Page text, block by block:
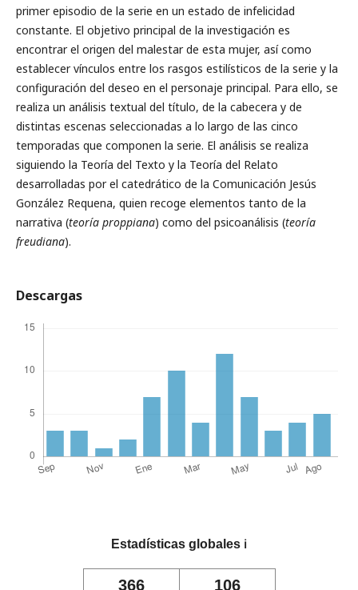
primer episodio de la serie en un estado de infelicidad
constante. El objetivo principal de la investigación es
encontrar el origen del malestar de esta mujer, así como
establecer vínculos entre los rasgos estilísticos de la serie y la
configuración del deseo en el personaje principal. Para ello, se
realiza un análisis textual del título, de la cabecera y de
distintas escenas seleccionadas a lo largo de las cinco
temporadas que componen la serie. El análisis se realiza
siguiendo la Teoría del Texto y la Teoría del Relato
desarrolladas por el catedrático de la Comunicación Jesús
González Requena, quien recoge elementos tanto de la
narrativa (teoría proppiana) como del psicoanálisis (teoría
freudiana).
Descargas
Estadísticas globales ℹ️
366 106